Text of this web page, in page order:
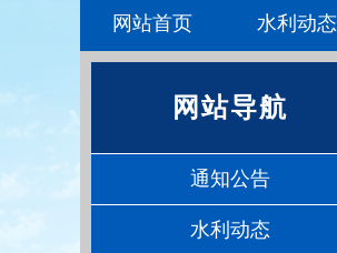
网站首页 水利动态
网站导航
通知公告
水利动态